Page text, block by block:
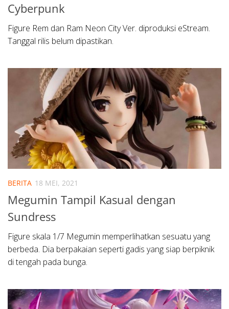
Cyberpunk
Figure Rem dan Ram Neon City Ver. diproduksi eStream.
Tanggal rilis belum dipastikan.
BERITA 18 MEI, 2021
Megumin Tampil Kasual dengan
Sundress
Figure skala 1/7 Megumin memperlihatkan sesuatu yang
berbeda. Dia berpakaian seperti gadis yang siap berpiknik
di tengah pada bunga.